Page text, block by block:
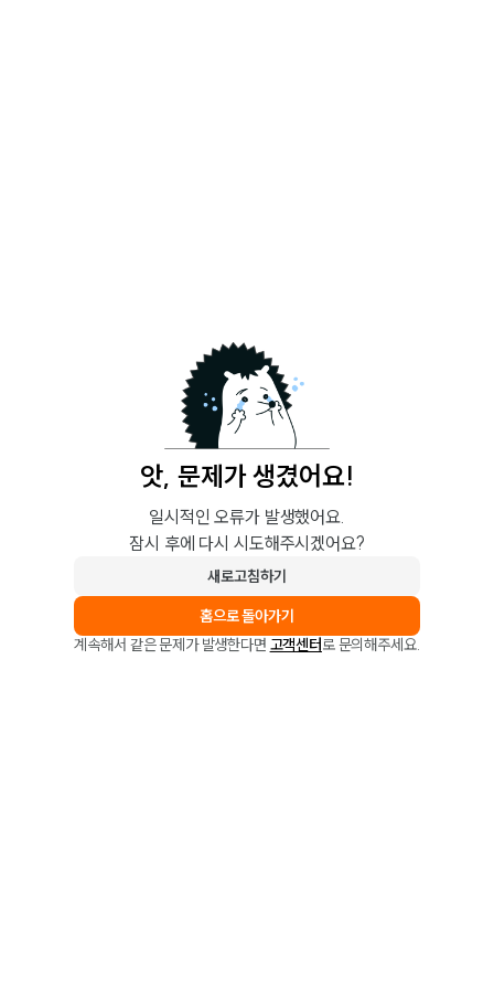
앗, 문제가 생겼어요!
일시적인 오류가 발생했어요.
잠시 후에 다시 시도해주시겠어요?
새로고침하기
홈으로 돌아가기
계속해서 같은 문제가 발생한다면 고객센터로 문의해주세요.